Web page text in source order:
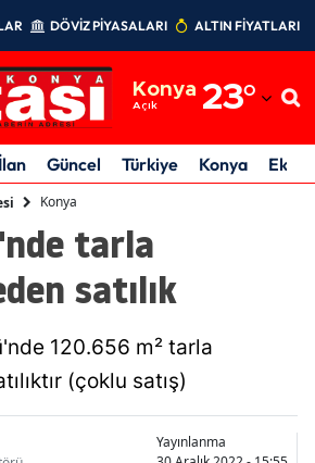
DÖVİZ PİYASALARI ALTIN FİYATLARI
Konya
Açık 23°
Adıyaman
Afyonkarahisar
Ankara
Antalya
Artvin
Aydın
Güncel Türkiye Konya
Konya
tarla
satılık
120.656 m² tarla
(çoklu satış)
Yayınlanma